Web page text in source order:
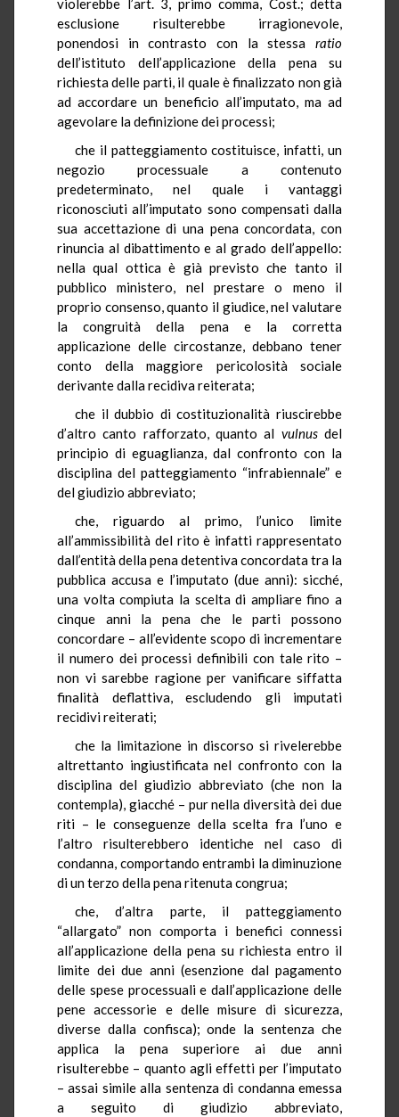
violerebbe l’art. 3, primo comma, Cost.; detta
esclusione risulterebbe irragionevole,
ponendosi in contrasto con la stessa ratio
dell’istituto dell’applicazione della pena su
richiesta delle parti, il quale è finalizzato non già
ad accordare un beneficio all’imputato, ma ad
agevolare la definizione dei processi;
che il patteggiamento costituisce, infatti, un
negozio processuale a contenuto
predeterminato, nel quale i vantaggi
riconosciuti all’imputato sono compensati dalla
sua accettazione di una pena concordata, con
rinuncia al dibattimento e al grado dell’appello:
nella qual ottica è già previsto che tanto il
pubblico ministero, nel prestare o meno il
proprio consenso, quanto il giudice, nel valutare
la congruità della pena e la corretta
applicazione delle circostanze, debbano tener
conto della maggiore pericolosità sociale
derivante dalla recidiva reiterata;
che il dubbio di costituzionalità riuscirebbe
d’altro canto rafforzato, quanto al vulnusdel
principio di eguaglianza, dal confronto con la
disciplina del patteggiamento “infrabiennale” e
del giudizio abbreviato;
che, riguardo al primo, l’unico limite
all’ammissibilità del rito è infatti rappresentato
dall’entità della pena detentiva concordata tra la
pubblica accusa e l’imputato (due anni): sicché,
una volta compiuta la scelta di ampliare fino a
cinque anni la pena che le parti possono
concordare – all’evidente scopo di incrementare
il numero dei processi definibili con tale rito –
non vi sarebbe ragione per vanificare siffatta
finalità deflattiva, escludendo gli imputati
recidivi reiterati;
che la limitazione in discorso si rivelerebbe
altrettanto ingiustificata nel confronto con la
disciplina del giudizio abbreviato (che non la
contempla), giacché – pur nella diversità dei due
riti – le conseguenze della scelta fra l’uno e
l’altro risulterebbero identiche nel caso di
condanna, comportando entrambi la diminuzione
di un terzo della pena ritenuta congrua;
che, d’altra parte, il patteggiamento
“allargato” non comporta i benefici connessi
all’applicazione della pena su richiesta entro il
limite dei due anni (esenzione dal pagamento
delle spese processuali e dall’applicazione delle
pene accessorie e delle misure di sicurezza,
diverse dalla confisca); onde la sentenza che
applica la pena superiore ai due anni
risulterebbe – quanto agli effetti per l’imputato
– assai simile alla sentenza di condanna emessa
a seguito di giudizio abbreviato,